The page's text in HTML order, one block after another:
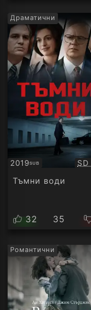
Драматични
2019SUB
Субтитри
Тъмни води
32 35
Романтични